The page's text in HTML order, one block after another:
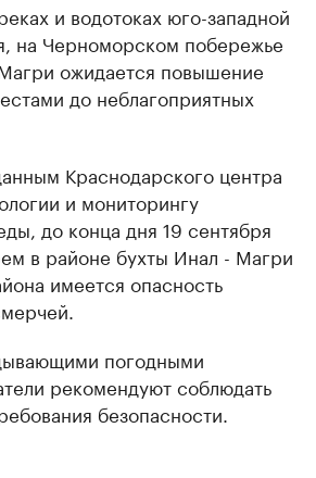
и водотоках юго-западной
на Черноморском побережье
ожидается повышение
до неблагоприятных
Краснодарского центра
и мониторингу
до конца дня 19 сентября
в районе бухты Инал - Магри
имеется опасность
погодными
рекомендуют соблюдать
безопасности.